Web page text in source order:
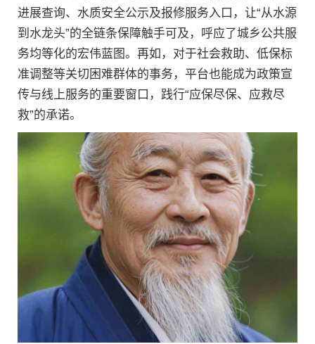
进展查询、水质安全公示及报修服务入口，让“从水源
到水龙头”的全链条保障触手可及，呼应了城乡公共服
务均等化的宏伟蓝图。再如，对于社会救助、低保标
准调整等关切困难群体的事务，平台也能成为政策宣
传与线上服务的重要窗口，践行“应保尽保、应救尽
救”的承诺。